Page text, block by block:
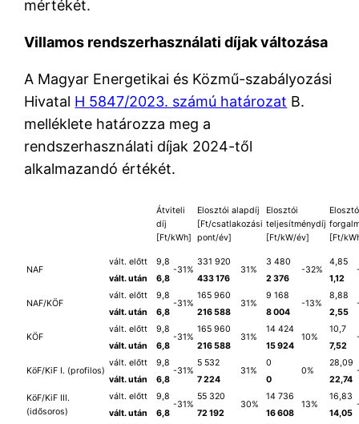
mértékét.
Villamos rendszerhasználati díjak változása
A Magyar Energetikai és Közmű-szabályozási
Hivatal H 5847/2023. számú határozat B.
melléklete határozza meg a
rendszerhasználati díjak 2024-től
alkalmazandó értékét.
Átviteli
díj
[Ft/kWh]
Elosztói alapdíj
[Ft/csatlakozási
pont/év]
Elosztói
teljesítménydíj
[Ft/kW/év]
[Ft/
NAF
vált. előtt 9,8
-31%
331 920
31%
3 480
-32%
4,85
vált. után
6,8 433 176 2 376 1,12
NAF/KÖF
vált. előtt 9,8
-31%
165 960
31%
9 168
-13%
8,88
vált. után
6,8 216 588 8 004 2,55
KÖF
vált. előtt 9,8
-31%
165 960
31%
14 424
10%
10,7
vált. után
6,8 216 588 15 924 7,52
KöF/KiF I. (profilos)
vált. előtt 9,8
-31%
5 532
31%
0
0%
28,09
vált. után
6,8 7 224 0
22,74
KöF/KiF III.
(idősoros)
vált. előtt 9,8
-31%
55 320
30%
14 736
13%
16,83
vált. után
6,8 72 192 16 608 14,05